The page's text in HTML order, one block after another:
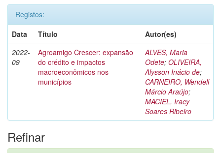
Registos:
Data
Título
Autor(es)
2022-
09
Agroamigo Crescer: expansão
do crédito e impactos
macroeconômicos nos
municípios
ALVES, Maria
Odete; OLIVEIRA,
Alysson Inácio de;
CARNEIRO, Wendell
Márcio Araújo;
MACIEL, Iracy
Soares Ribeiro
Refinar